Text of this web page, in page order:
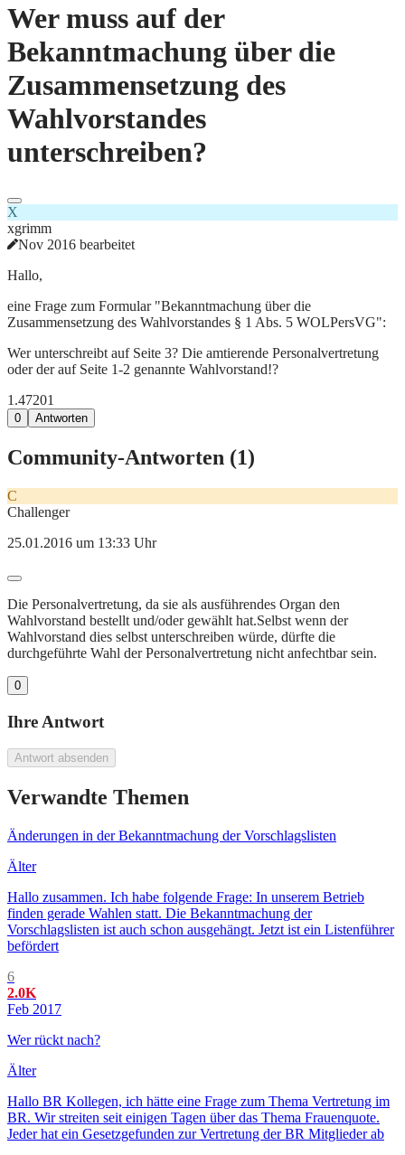
Wer muss auf der
Bekanntmachung über die
Zusammensetzung des
Wahlvorstandes
unterschreiben?
X
xgrimm
Nov 2016 bearbeitet
Hallo,
eine Frage zum Formular "Bekanntmachung über die
Zusammensetzung des Wahlvorstandes § 1 Abs. 5 WOLPersVG":
Wer unterschreibt auf Seite 3? Die amtierende Personalvertretung
oder der auf Seite 1-2 genannte Wahlvorstand!?
1.47201
0 Antworten
Community-Antworten (1)
C
Challenger
25.01.2016 um 13:33 Uhr
Die Personalvertretung, da sie als ausführendes Organ den
Wahlvorstand bestellt und/oder gewählt hat.Selbst wenn der
Wahlvorstand dies selbst unterschreiben würde, dürfte die
durchgeführte Wahl der Personalvertretung nicht anfechtbar sein.
0
Ihre Antwort
Antwort absenden
Verwandte Themen
Änderungen in der Bekanntmachung der Vorschlagslisten
Älter
Hallo zusammen. Ich habe folgende Frage: In unserem Betrieb
finden gerade Wahlen statt. Die Bekanntmachung der
Vorschlagslisten ist auch schon ausgehängt. Jetzt ist ein Listenführer
befördert
6
2.0K
Feb 2017
Wer rückt nach?
Älter
Hallo BR Kollegen, ich hätte eine Frage zum Thema Vertretung im
BR. Wir streiten seit einigen Tagen über das Thema Frauenquote.
Jeder hat ein Gesetzgefunden zur Vertretung der BR Mitglieder ab